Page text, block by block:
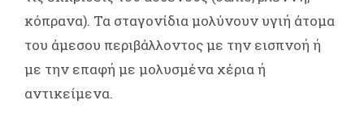
κόπρανα). Τα σταγονίδια μολύνουν υγιή άτομα
του άμεσου περιβάλλοντος με την εισπνοή ή
με την επαφή με μολυσμένα χέρια ή
αντικείμενα.